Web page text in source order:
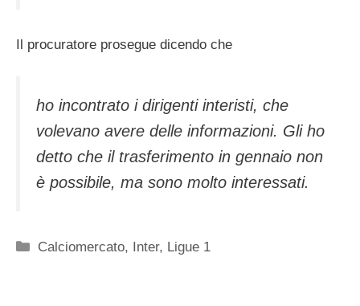
Il procuratore prosegue dicendo che
ho incontrato i dirigenti interisti, che
volevano avere delle informazioni. Gli ho
detto che il trasferimento in gennaio non
è possibile, ma sono molto interessati.
Categorie
Calciomercato, Inter, Ligue 1